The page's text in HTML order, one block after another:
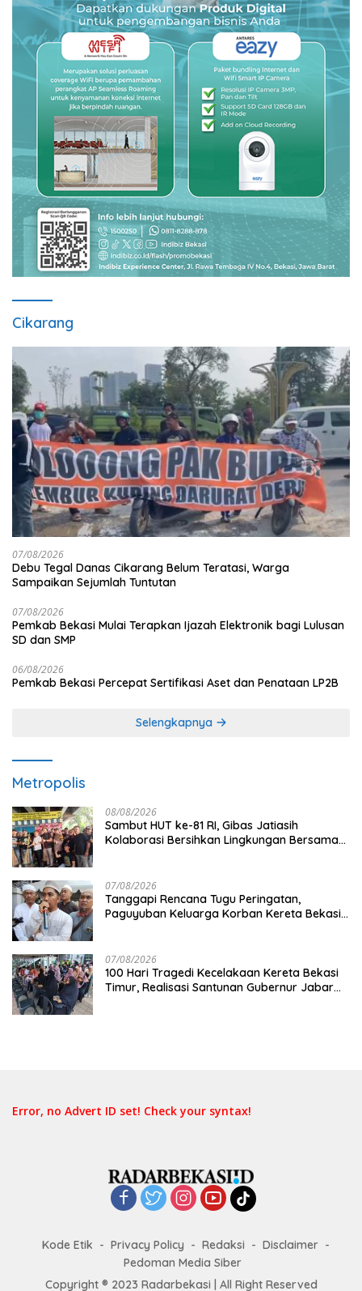
Cikarang
07/08/2026
Debu Tegal Danas Cikarang Belum Teratasi, Warga
Sampaikan Sejumlah Tuntutan
07/08/2026
Pemkab Bekasi Mulai Terapkan Ijazah Elektronik bagi Lulusan
SD dan SMP
06/08/2026
Pemkab Bekasi Percepat Sertifikasi Aset dan Penataan LP2B
Selengkapnya
Metropolis
08/08/2026
Sambut HUT ke-81 RI, Gibas Jatiasih
Kolaborasi Bersihkan Lingkungan Bersama
07/08/2026
Tanggapi Rencana Tugu Peringatan,
Paguyuban Keluarga Korban Kereta Bekasi
07/08/2026
100 Hari Tragedi Kecelakaan Kereta Bekasi
Timur, Realisasi Santunan Gubernur Jabar
Error, no Advert ID set! Check your syntax!
Kode Etik Privacy Policy Redaksi
Disclaimer
Pedoman Media Siber
Copyright ® 2023 Radarbekasi | All Right Reserved